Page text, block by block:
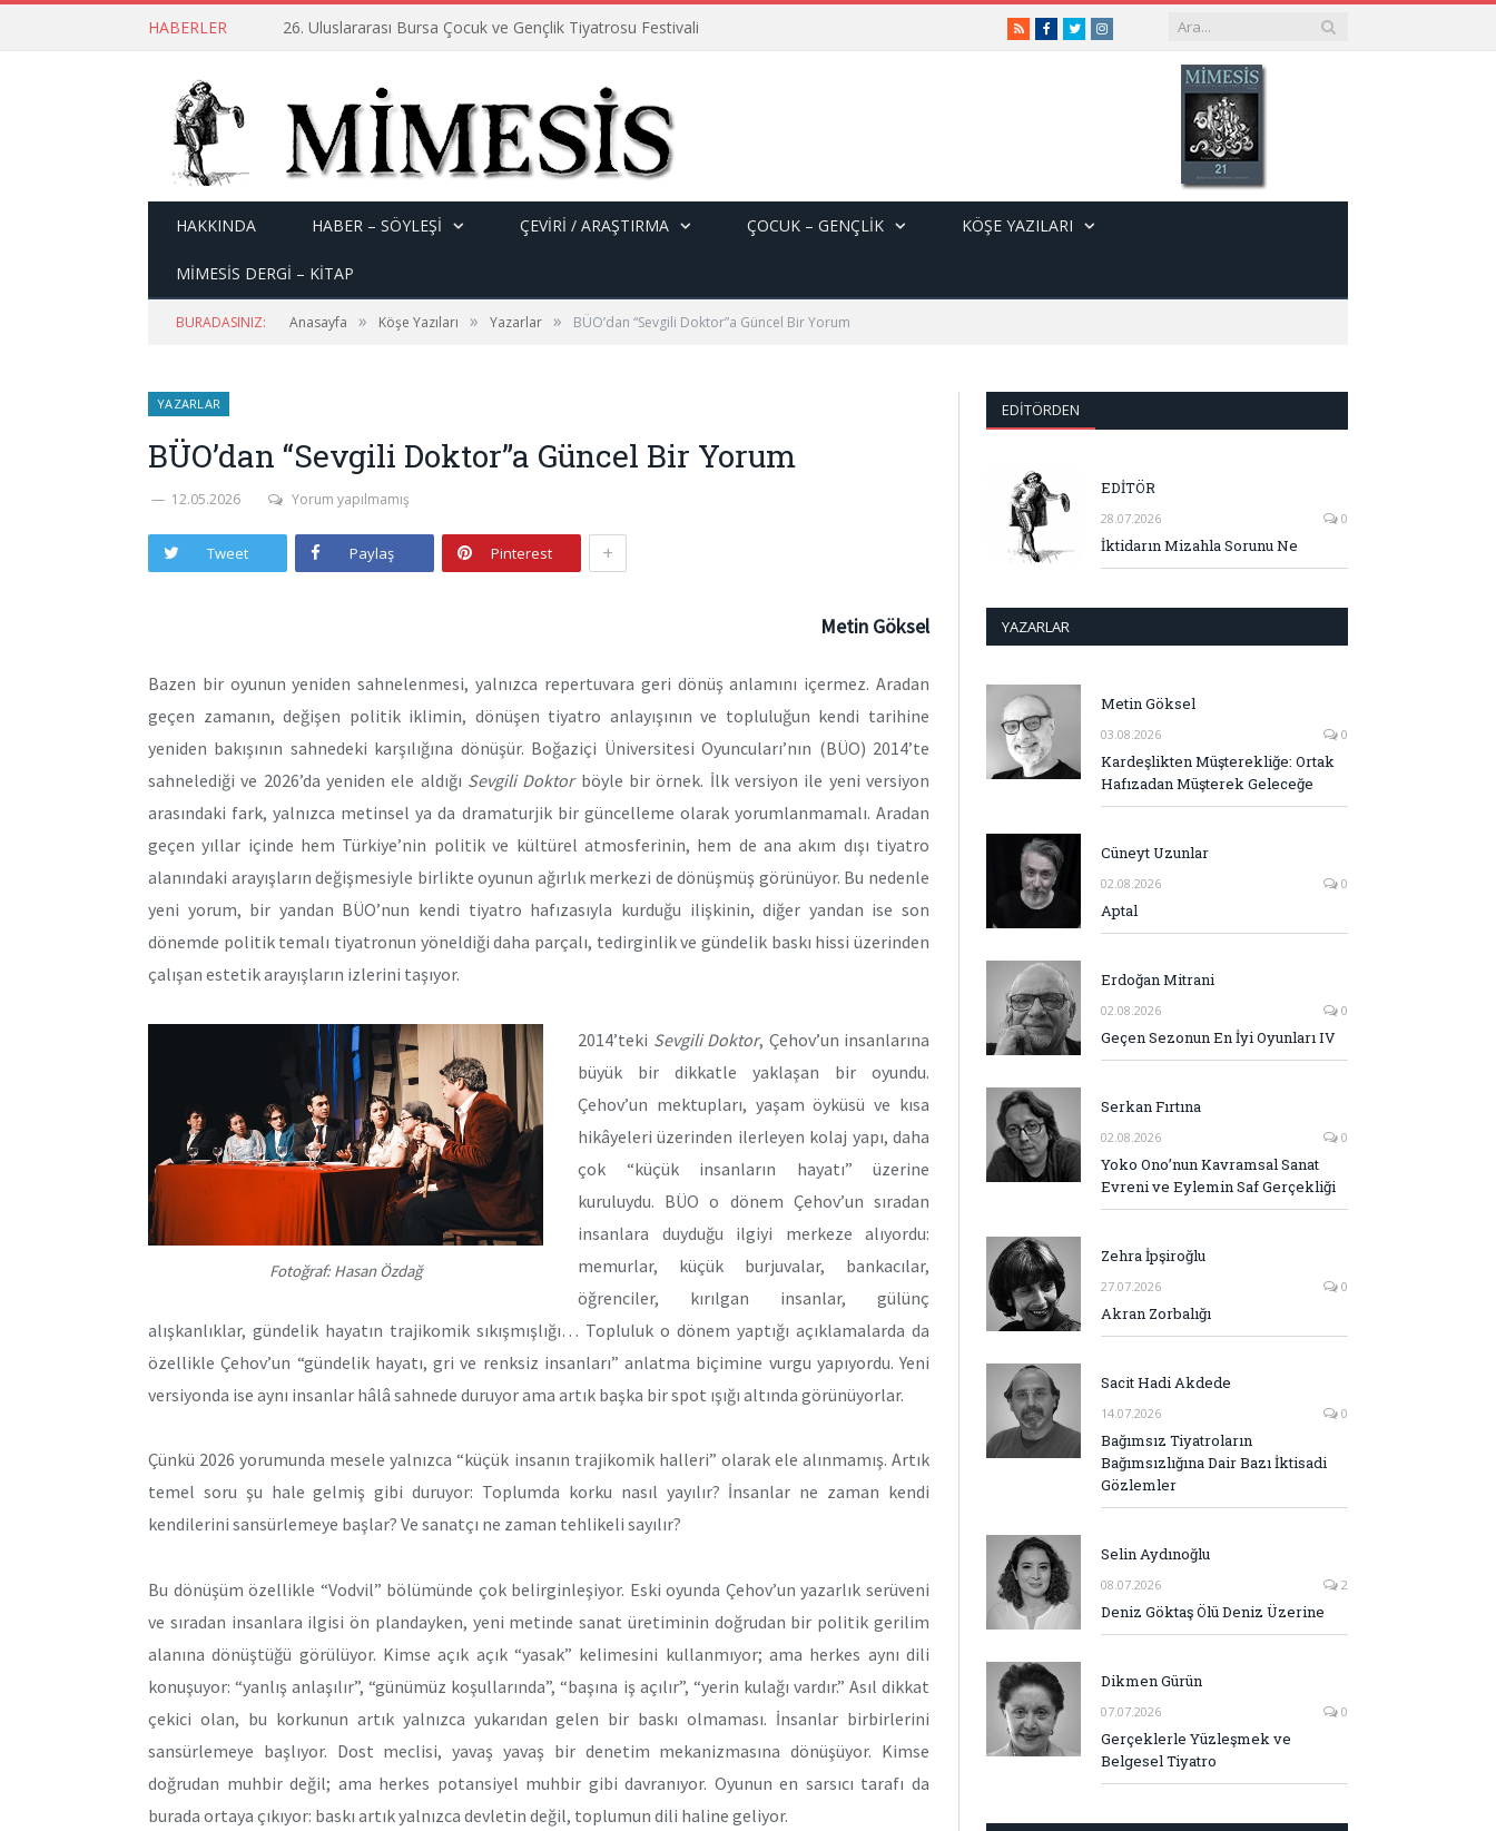
HABERLER 26. Uluslararası Bursa Çocuk ve Gençlik Tiyatrosu Festivali RSSFacebook
TwitterInstagram
HAKKINDA HABER – SÖYLEŞI ÇEVİRİ / ARAŞTIRMA ÇOCUK – GENÇLIK KÖŞE YAZILARI
MİMESİS DERGİ – KİTAP
BURADASINIZ: Anasayfa » Köşe Yazıları » Yazarlar » BÜO’dan “Sevgili Doktor”a Güncel Bir Yorum
YAZARLAR
BÜO’dan “Sevgili Doktor”a Güncel Bir Yorum
12.05.2026 Yorum yapılmamış
Tweet Paylaş Pinterest +
Metin Göksel
Bazen bir oyunun yeniden sahnelenmesi, yalnızca repertuvara geri dönüş anlamını içermez. Aradan
geçen zamanın, değişen politik iklimin, dönüşen tiyatro anlayışının ve topluluğun kendi tarihine
yeniden bakışının sahnedeki karşılığına dönüşür. Boğaziçi Üniversitesi Oyuncuları’nın (BÜO) 2014’te
sahnelediği ve 2026’da yeniden ele aldığı Sevgili Doktorböyle bir örnek. İlk versiyon ile yeni versiyon
arasındaki fark, yalnızca metinsel ya da dramaturjik bir güncelleme olarak yorumlanmamalı. Aradan
geçen yıllar içinde hem Türkiye’nin politik ve kültürel atmosferinin, hem de ana akım dışı tiyatro
alanındaki arayışların değişmesiyle birlikte oyunun ağırlık merkezi de dönüşmüş görünüyor. Bu nedenle
yeni yorum, bir yandan BÜO’nun kendi tiyatro hafızasıyla kurduğu ilişkinin, diğer yandan ise son
dönemde politik temalı tiyatronun yöneldiği daha parçalı, tedirginlik ve gündelik baskı hissi üzerinden
çalışan estetik arayışların izlerini taşıyor.
Fotoğraf: Hasan Özdağ
2014’teki Sevgili Doktor, Çehov’un insanlarına
büyük bir dikkatle yaklaşan bir oyundu.
Çehov’un mektupları, yaşam öyküsü ve kısa
hikâyeleri üzerinden ilerleyen kolaj yapı, daha
çok “küçük insanların hayatı” üzerine
kuruluydu. BÜO o dönem Çehov’un sıradan
insanlara duyduğu ilgiyi merkeze alıyordu:
memurlar, küçük burjuvalar, bankacılar,
öğrenciler, kırılgan insanlar, gülünç
alışkanlıklar, gündelik hayatın trajikomik sıkışmışlığı… Topluluk o dönem yaptığı açıklamalarda da
özellikle Çehov’un “gündelik hayatı, gri ve renksiz insanları” anlatma biçimine vurgu yapıyordu. Yeni
versiyonda ise aynı insanlar hâlâ sahnede duruyor ama artık başka bir spot ışığı altında görünüyorlar.
Çünkü 2026 yorumunda mesele yalnızca “küçük insanın trajikomik halleri” olarak ele alınmamış. Artık
temel soru şu hale gelmiş gibi duruyor: Toplumda korku nasıl yayılır? İnsanlar ne zaman kendi
kendilerini sansürlemeye başlar? Ve sanatçı ne zaman tehlikeli sayılır?
Bu dönüşüm özellikle “Vodvil” bölümünde çok belirginleşiyor. Eski oyunda Çehov’un yazarlık serüveni
ve sıradan insanlara ilgisi ön plandayken, yeni metinde sanat üretiminin doğrudan bir politik gerilim
alanına dönüştüğü görülüyor. Kimse açık açık “yasak” kelimesini kullanmıyor; ama herkes aynı dili
konuşuyor: “yanlış anlaşılır”, “günümüz koşullarında”, “başına iş açılır”, “yerin kulağı vardır.” Asıl dikkat
çekici olan, bu korkunun artık yalnızca yukarıdan gelen bir baskı olmaması. İnsanlar birbirlerini
sansürlemeye başlıyor. Dost meclisi, yavaş yavaş bir denetim mekanizmasına dönüşüyor. Kimse
doğrudan muhbir değil; ama herkes potansiyel muhbir gibi davranıyor. Oyunun en sarsıcı tarafı da
burada ortaya çıkıyor: baskı artık yalnızca devletin değil, toplumun dili haline geliyor.
EDITÖRDEN
EDİTÖR
28.07.2026 0
İktidarın Mizahla Sorunu Ne
YAZARLAR
Metin Göksel
03.08.2026 0
Kardeşlikten Müşterekliğe: Ortak
Hafızadan Müşterek Geleceğe
Cüneyt Uzunlar
02.08.2026 0
Aptal
Erdoğan Mitrani
02.08.2026 0
Geçen Sezonun En İyi Oyunları IV
Serkan Fırtına
02.08.2026 0
Yoko Ono’nun Kavramsal Sanat
Evreni ve Eylemin Saf Gerçekliği
Zehra İpşiroğlu
27.07.2026 0
Akran Zorbalığı
Sacit Hadi Akdede
14.07.2026 0
Bağımsız Tiyatroların
Bağımsızlığına Dair Bazı İktisadi
Gözlemler
Selin Aydınoğlu
08.07.2026 2
Deniz Göktaş Ölü Deniz Üzerine
Dikmen Gürün
07.07.2026 0
Gerçeklerle Yüzleşmek ve
Belgesel Tiyatro